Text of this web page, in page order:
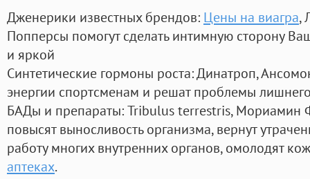
Дженерики известных брендов: Цены на виагра,
Попперсы помогут сделать интимную сторону
и яркой
Синтетические гормоны роста: Динатроп,
энергии спортсменам и решат проблемы
БАДы и препараты:Tribulus terrestris, Мориамин
повысят выносливость организма, вернут
работу многих внутренних органов, омолодят
аптеках.